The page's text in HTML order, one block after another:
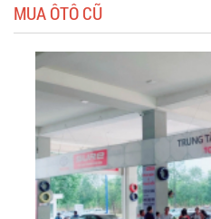
MUA ÔTÔ CŨ